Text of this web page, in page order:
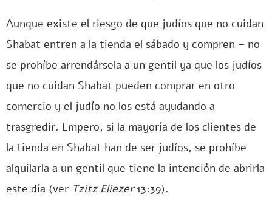
Aunque existe el riesgo de que judíos que no cuidan
Shabat entren a la tienda el sábado y compren – no
se prohíbe arrendársela a un gentil ya que los judíos
que no cuidan Shabat pueden comprar en otro
comercio y el judío no los está ayudando a
trasgredir. Empero, si la mayoría de los clientes de
la tienda en Shabat han de ser judíos, se prohíbe
alquilarla a un gentil que tiene la intención de abrirla
este día (ver Tzitz Eliezer13:39).